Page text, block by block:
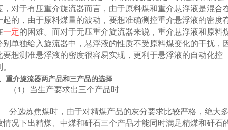
，对于有压重介旋流器而言，由于原料煤和重介悬浮液是混合
起的，由于原料煤量的波动，要想准确测控重介悬浮液的密度
一定的困难。而对于无压重介旋流器来说，重介悬浮液和原料
别单独给入旋流器中，悬浮液的性质不受原料煤变化的干扰，
要想测准悬浮液的密度很容易实现，更利于悬浮液的自动化控
重介旋流器两产品和三产品的选择
（1）当生产要求出三个产品时
分选炼焦煤时，由于对精煤产品的灰分要求比较严格，绝大
情况下出精煤、中煤和矸石三个产品才能同时满足精煤和矸石